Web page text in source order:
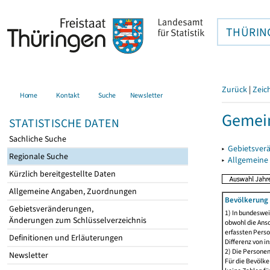
Home Kontakt Suche Newsletter
STATISTISCHE DATEN
Sachliche Suche
Regionale Suche
Kürzlich bereitgestellte Daten
Allgemeine Angaben, Zuordnungen
Gebietsveränderungen,
Änderungen zum Schlüsselverzeichnis
Definitionen und Erläuterungen
Newsletter
Zurück |
▸
▸
1) In
obwohl die
erfassten
Differenz von
2) Die
Für die